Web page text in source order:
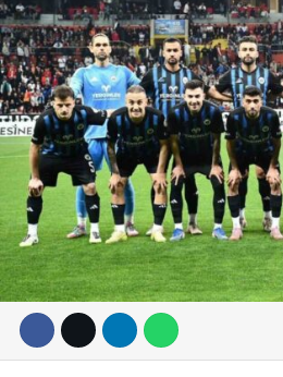
EĞİTİM
İLÇE
DIĞER
ÇEVRE
RESMI İLANLAR
E-GAZETE
CANLI YAYIN